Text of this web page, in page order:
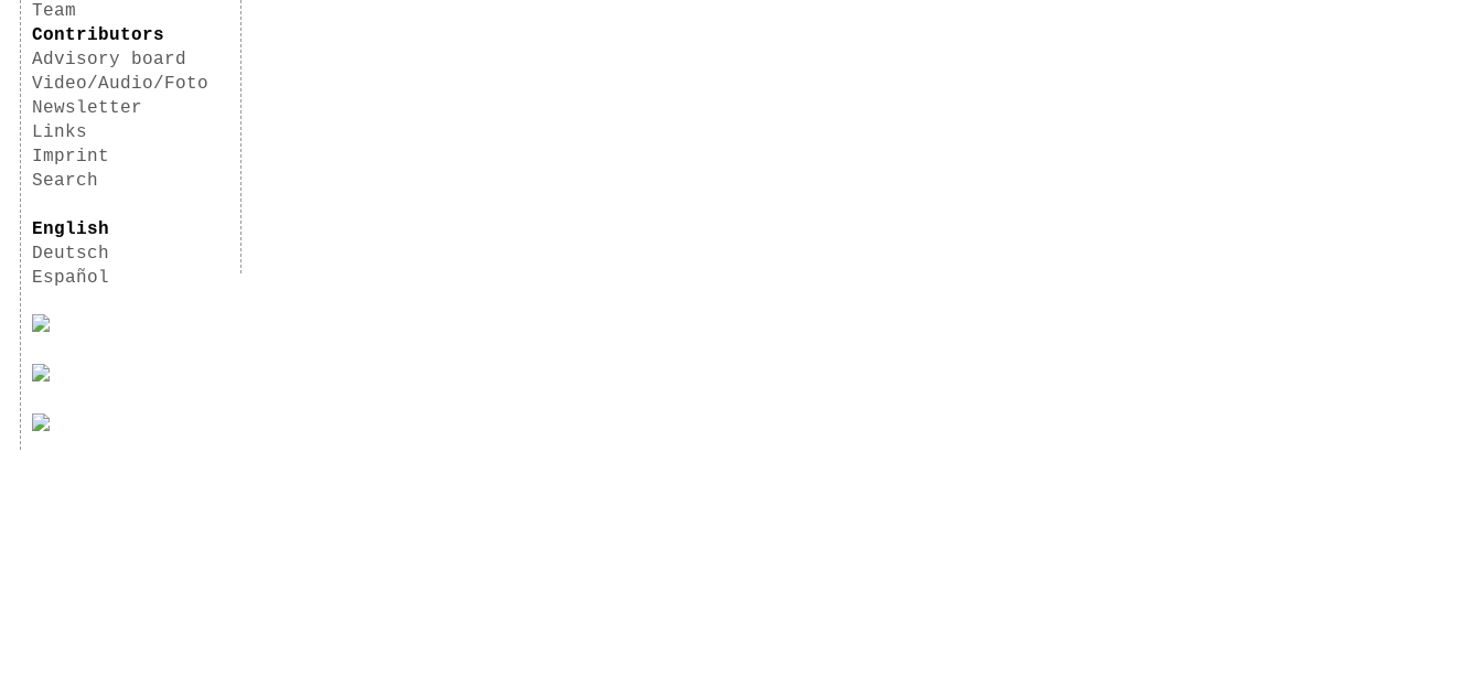
Team
Contributors
Advisory board
Video/Audio/Foto
Newsletter
Links
Imprint
Search
English
Deutsch
Español